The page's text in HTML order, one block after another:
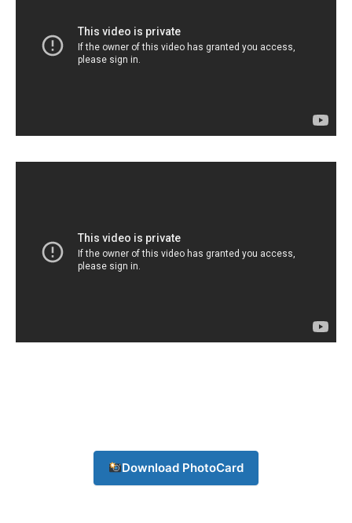
Download PhotoCard
Download PhotoCard